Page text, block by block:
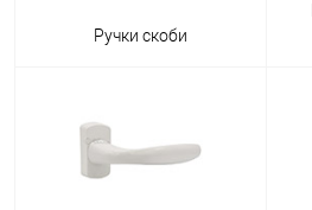
Ручки скоби